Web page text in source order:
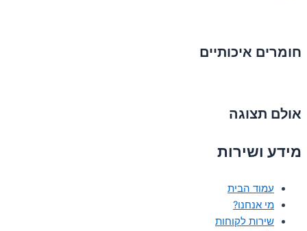
חומרים איכותיים
אולם תצוגה
מידע ושירות
עמוד הבית
מי אנחנו?
שירות לקוחות